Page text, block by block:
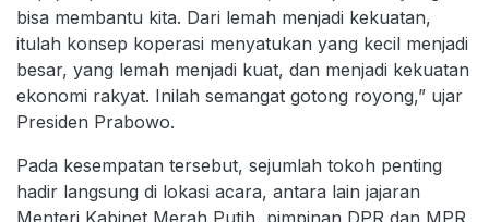
bisa membantu kita. Dari lemah menjadi kekuatan,
itulah konsep koperasi menyatukan yang kecil menjadi
besar, yang lemah menjadi kuat, dan menjadi kekuatan
ekonomi rakyat. Inilah semangat gotong royong,” ujar
Presiden Prabowo.
Pada kesempatan tersebut, sejumlah tokoh penting
hadir langsung di lokasi acara, antara lain jajaran